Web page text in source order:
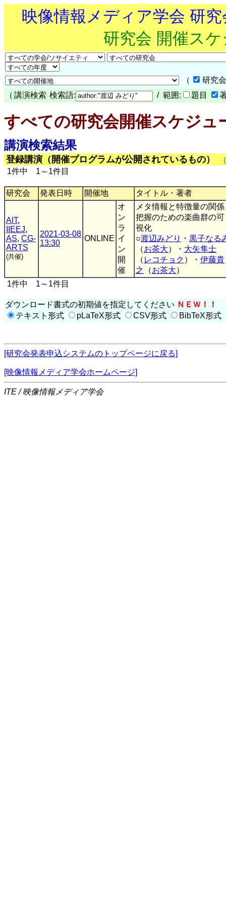
映像情報メディア学会 研
研究会 開催ス
（
研究
（ 講演検索 検索語: / 範囲: 題目
すべての研究会開催スケジュ
講演検索結果
登録講演（開催プログラムが公開されているもの）
1件中 1～1件目
研究会 発表日時 開催地 タイトル・著者
AIT,
IIEEJ,
AS, CG-
ARTS
(共催)
2021-03-08
13:30
ONLINE
オ
ン
ラ
イ
ン
開
催
メタ情報と特徴量の関係
把握のための楽曲群の可
視化
○渡辺みどり ・ 黒子なる
（お茶大）・ 大矢隼士
（ レコチョク ）・ 伊藤貴
之
（お茶大）
1件中 1～1件目
ダウンロード書式の初期値を指定してください ＮＥＷ！！
テキスト形式
pLaTeX形式 CSV形式 BibTeX形式
[研究会発表申込システムのトップページに戻る]
[映像情報メディア学会ホームページ]
ITE / 映像情報メディア学会